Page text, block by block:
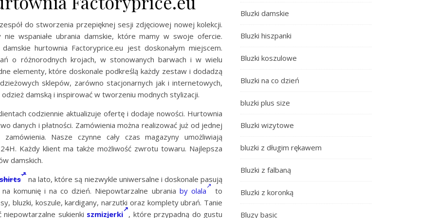
do stworzenia przepięknej sesji zdjęciowej nowej kolekcji.
wspaniałe ubrania damskie, które mamy w swoje ofercie.
hurtownia Factoryprice.eu jest doskonałym miejscem.
o różnorodnych krojach, w stonowanych barwach i w wielu
elementy, które doskonale podkreślą każdy zestaw i dodadzą
sklepów, zarówno stacjonarnych jak i internetowych,
damską i inspirować w tworzeniu modnych stylizacji.
codziennie aktualizuje ofertę i dodaje nowości. Hurtownia
danych i płatności. Zamówienia można realizować już od jednej
Nasze czynne cały czas magazyny umożliwiają
Każdy klient ma także możliwość zwrotu towaru. Najlepsza
damskich.
na lato, które są niezwykle uniwersalne i doskonale pasują
komunię i na co dzień. Niepowtarzalne ubrania by olala
to
bluzki, koszule, kardigany, narzutki oraz komplety ubrań. Tanie
sukienki szmizjerki , które przypadną do gustu
Bluzki damskie
Bluzki hiszpanki
Bluzki koszulowe
Bluzki na co dzień
bluzki plus size
Bluzki wizytowe
bluzki z długim rękawem
Bluzki z falbaną
Bluzki z koronką
Bluzy basic